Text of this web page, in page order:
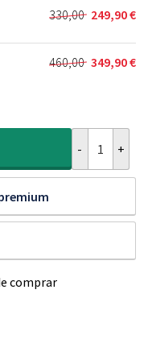
original
era:
250,00 €.
actual
es:
189,90 €.
330,00
El
precio
original
era:
249,90€
El
precio
actual
es:
460,00
El
460,00 €.
349,90€
El
349,90 €.
comprar